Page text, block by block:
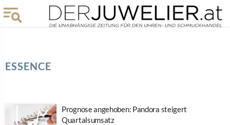
ESSENCE
Prognose angehoben: Pandora steigert
Quartalsumsatz